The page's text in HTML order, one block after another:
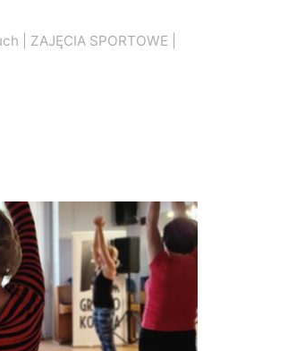
ZAJĘCIA SPORTOWE